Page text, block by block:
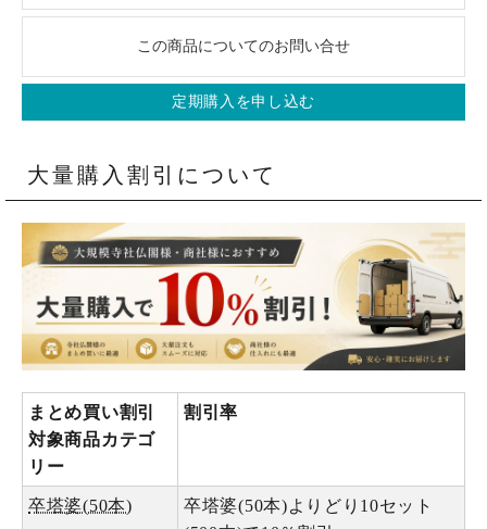
この商品についてのお問い合せ
定期購入を申し込む
大量購入割引について
まとめ買い割引
対象商品カテゴ
リー
割引率
卒塔婆(50本)
卒塔婆(50本)よりどり10セット